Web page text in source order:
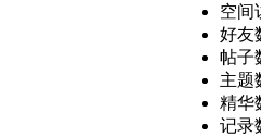
空间
好友
帖子
主题
精华
记录